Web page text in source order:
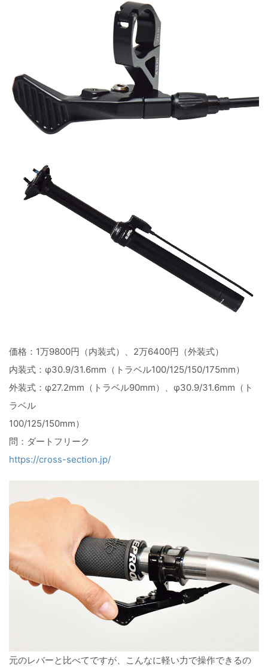
価格：1万9800円（内装式）、2万6400円（外装式）
内装式：φ30.9/31.6mm（トラベル100/125/150/175mm）
外装式：φ27.2mm（トラベル90mm）、φ30.9/31.6mm（ト
ラベル
100/125/150mm）
問：ダートフリーク
https://cross-section.jp/
元のレバーと比べてですが、こんなに軽い力で操作できるの